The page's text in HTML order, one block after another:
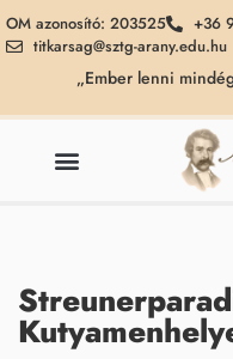
OM azonosító: 203525 +36
titkarsag@sztg-arany.edu.hu
„Ember lenni